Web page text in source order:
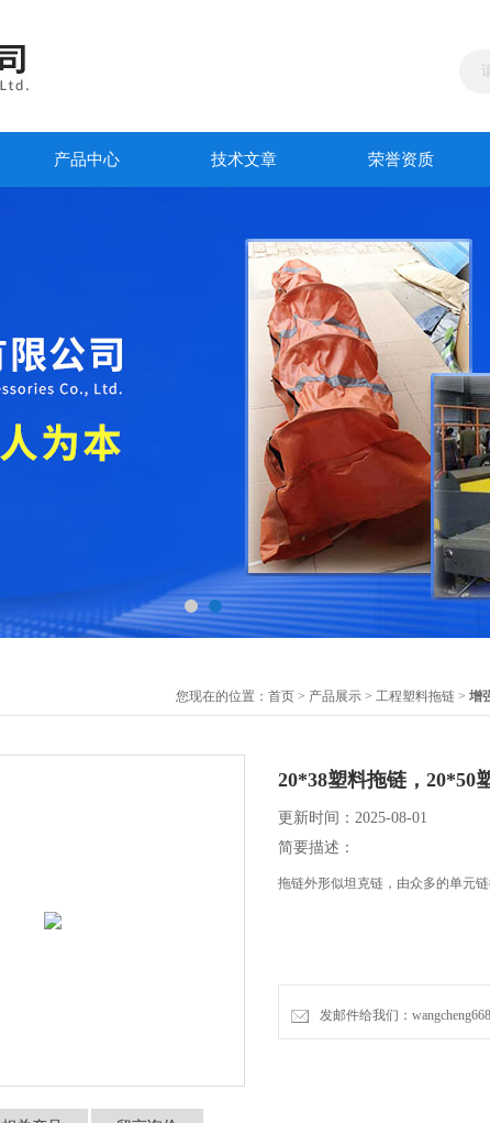
产品中心 技术文章 荣誉资质
您现在的位置： 首页 > 产品展示 > 工程塑料拖链 > 增
20*38塑料拖链，20*50
更新时间：2025-08-01
简要描述：
拖链外形似坦克链，由众多的单元
发邮件给我们：